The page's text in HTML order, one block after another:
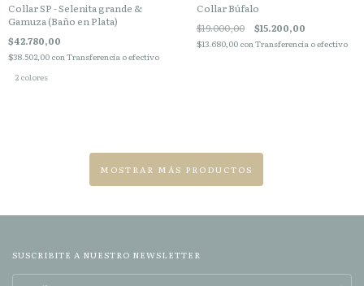
Collar SP - Selenita grande &
Gamuza (Baño en Plata)
$42.780,00
$38.502,00 conTransferencia o efectivo
2 colores
Collar Búfalo
$19.000,00 $15.200,00
$13.680,00 conTransferencia o efectivo
MOSTRAR MÁS PRODUCTOS
SUSCRIBITE A NUESTRO NEWSLETTER